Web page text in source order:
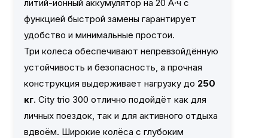
литий-ионный аккумулятор на 20 А·ч с
функцией быстрой замены гарантирует
удобство и минимальные простои.
Три колеса обеспечивают непревзойдённую
устойчивость и безопасность, а прочная
конструкция выдерживает нагрузку до 250
кг. City trio 300 отлично подойдёт как для
личных поездок, так и для активного отдыха
вдвоём. Широкие колёса с глубоким